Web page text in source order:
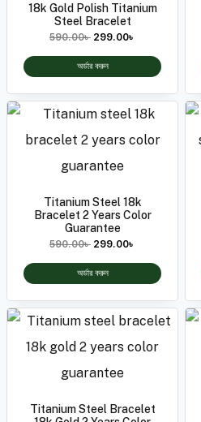
18k Gold Polish Titanium
Steel Bracelet
590.00৳ 299.00৳
অর্ডার করুন
Titanium Steel 18k
Bracelet 2 Years Color
Guarantee
590.00৳ 299.00৳
অর্ডার করুন
Titanium Steel Bracelet